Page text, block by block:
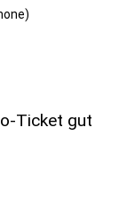
Ticket gut